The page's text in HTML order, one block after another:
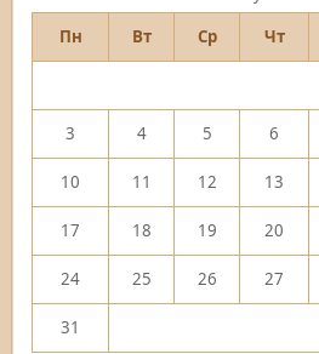
Пн
Вт Ср Чт
3 4 5 6
10 11 12 13
17 18 19 20
24 25 26 27
31